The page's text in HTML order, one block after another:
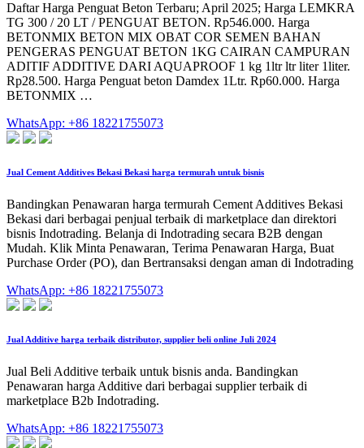
Daftar Harga Penguat Beton Terbaru; April 2025; Harga LEMKRA
TG 300 / 20 LT / PENGUAT BETON. Rp546.000. Harga
BETONMIX BETON MIX OBAT COR SEMEN BAHAN
PENGERAS PENGUAT BETON 1KG CAIRAN CAMPURAN
ADITIF ADDITIVE DARI AQUAPROOF 1 kg 1ltr ltr liter 1liter.
Rp28.500. Harga Penguat beton Damdex 1Ltr. Rp60.000. Harga
BETONMIX …
WhatsApp: +86 18221755073
Jual Cement Additives Bekasi Bekasi harga termurah untuk bisnis
Bandingkan Penawaran harga termurah Cement Additives Bekasi
Bekasi dari berbagai penjual terbaik di marketplace dan direktori
bisnis Indotrading. Belanja di Indotrading secara B2B dengan
Mudah. Klik Minta Penawaran, Terima Penawaran Harga, Buat
Purchase Order (PO), dan Bertransaksi dengan aman di Indotrading
WhatsApp: +86 18221755073
Jual Additive harga terbaik distributor, supplier beli online Juli 2024
Jual Beli Additive terbaik untuk bisnis anda. Bandingkan
Penawaran harga Additive dari berbagai supplier terbaik di
marketplace B2b Indotrading.
WhatsApp: +86 18221755073